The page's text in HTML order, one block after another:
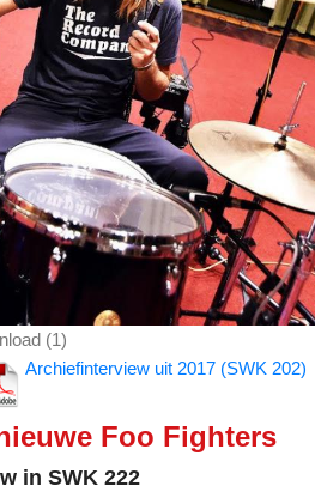
(1)
Archiefinterview uit 2017 (SWK 202)
Foo Fighters
in SWK 222